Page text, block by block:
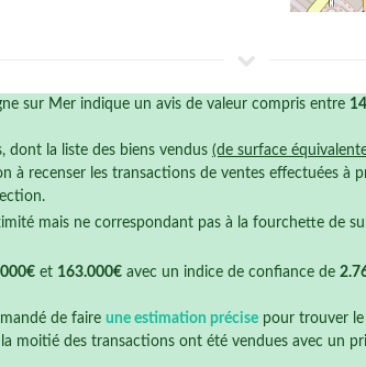
sur Mer indique un avis de valeur compris entre
dont la liste des biens vendus (de surface
à recenser les transactions de ventes effectuées à
mais ne correspondant pas à la fourchette de
et 163.000€ avec un indice de confiance de
de faire une estimation précisepour trouver le
moitié des transactions ont été vendues avec un